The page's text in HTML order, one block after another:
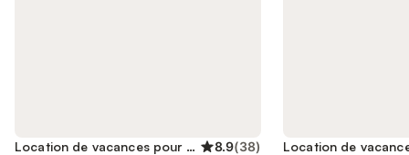
Location de vacances pour 5 personnes 8.9(38)